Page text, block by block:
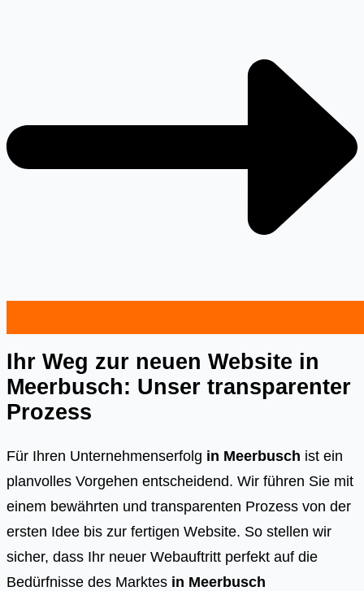
Ihr Weg zur neuen Website in
Meerbusch: Unser transparenter
Prozess
Für Ihren Unternehmenserfolg in Meerbusch ist ein
planvolles Vorgehen entscheidend. Wir führen Sie mit
einem bewährten und transparenten Prozess von der
ersten Idee bis zur fertigen Website. So stellen wir
sicher, dass Ihr neuer Webauftritt perfekt auf die
Bedürfnisse des Marktes in Meerbusch